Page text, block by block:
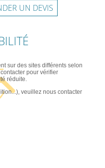
UN DEVIS
sur des sites différents selon
pour vérifier
réduite.
veuillez nous contacter